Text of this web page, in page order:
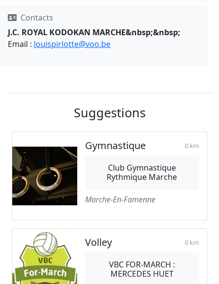
Contacts
J.C. ROYAL KODOKAN MARCHE&nbsp;&nbsp;
Email : louispirlotte@voo.be
Suggestions
Gymnastique 0 km
Club Gymnastique
Rythmique Marche
Marche-En-Famenne
Volley 0 km
VBC FOR-MARCH :
MERCEDES HUET